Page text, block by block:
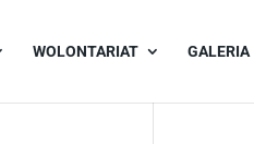
WOLONTARIAT GALERIA